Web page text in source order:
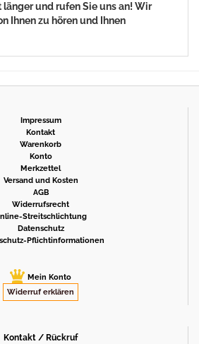
länger und rufen Sie uns an! Wir
Ihnen zu hören und Ihnen
Impressum
Kontakt
Warenkorb
Konto
Merkzettel
Versand und Kosten
AGB
Widerrufsrecht
Streitschlichtung
Datenschutz
Pflichtinformationen
Mein Konto
Widerruf erklären
Kontakt / Rückruf